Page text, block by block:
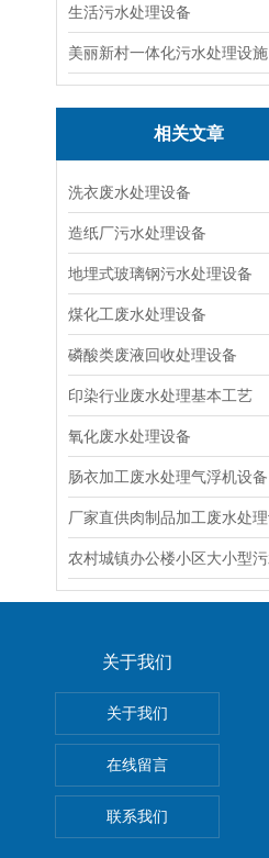
生活污水处理设备
美丽新村一体化污水处理设施
相关文章
洗衣废水处理设备
造纸厂污水处理设备
地埋式玻璃钢污水处理设备
煤化工废水处理设备
磷酸类废液回收处理设备
印染行业废水处理基本工艺
氧化废水处理设备
肠衣加工废水处理气浮机设备
关于我们
关于我们
在线留言
联系我们